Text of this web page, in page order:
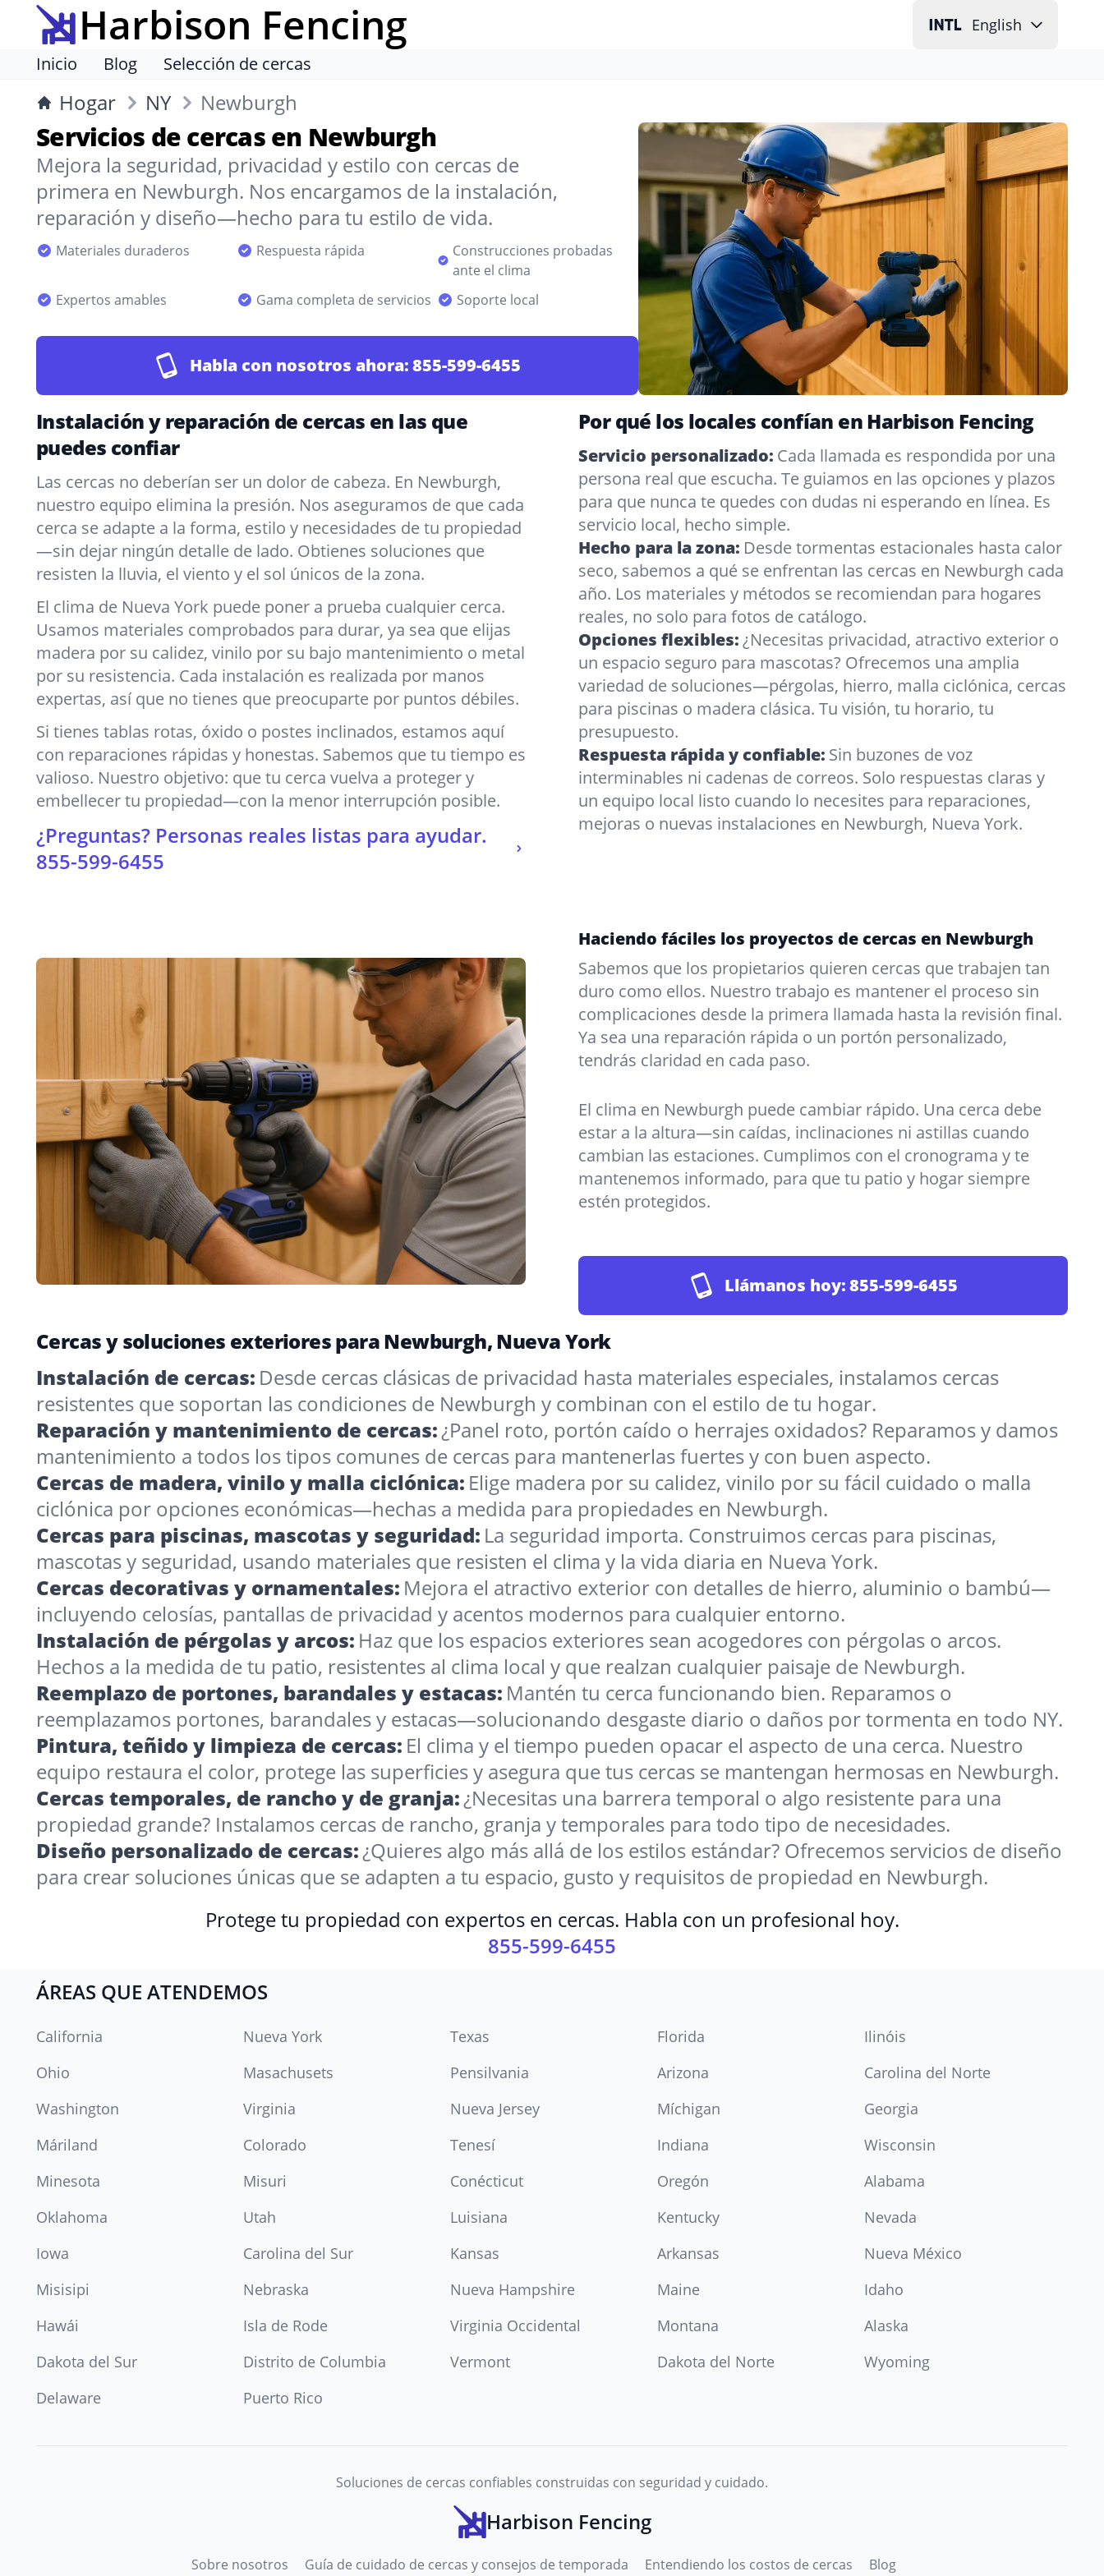
Harbison Fencing English
Inicio Blog Selección de cercas
Hogar NY Newburgh
Servicios de cercas en Newburgh
Mejora la seguridad, privacidad y estilo con cercas de
primera en Newburgh. Nos encargamos de la instalación,
reparación y diseño—hecho para tu estilo de vida.
Materiales duraderos Respuesta rápida
Construcciones probadas
ante el clima
Expertos amables
Gama completa de servicios Soporte local
Habla con nosotros ahora:855-599-6455
Instalación y reparación de cercas en las que
puedes confiar
Las cercas no deberían ser un dolor de cabeza. En Newburgh,
nuestro equipo elimina la presión. Nos aseguramos de que cada
cerca se adapte a la forma, estilo y necesidades de tu propiedad
—sin dejar ningún detalle de lado. Obtienes soluciones que
resisten la lluvia, el viento y el sol únicos de la zona.
El clima de Nueva York puede poner a prueba cualquier cerca.
Usamos materiales comprobados para durar, ya sea que elijas
madera por su calidez, vinilo por su bajo mantenimiento o metal
por su resistencia. Cada instalación es realizada por manos
expertas, así que no tienes que preocuparte por puntos débiles.
Si tienes tablas rotas, óxido o postes inclinados, estamos aquí
con reparaciones rápidas y honestas. Sabemos que tu tiempo es
valioso. Nuestro objetivo: que tu cerca vuelva a proteger y
embellecer tu propiedad—con la menor interrupción posible.
¿Preguntas? Personas reales listas para ayudar.
855-599-6455
Por qué los locales confían en Harbison Fencing
Servicio personalizado: Cada llamada es respondida por una
persona real que escucha. Te guiamos en las opciones y plazos
para que nunca te quedes con dudas ni esperando en línea. Es
servicio local, hecho simple.
Hecho para la zona: Desde tormentas estacionales hasta calor
seco, sabemos a qué se enfrentan las cercas en Newburgh cada
año. Los materiales y métodos se recomiendan para hogares
reales, no solo para fotos de catálogo.
Opciones flexibles:¿Necesitas privacidad, atractivo exterior o
un espacio seguro para mascotas? Ofrecemos una amplia
variedad de soluciones—pérgolas, hierro, malla ciclónica, cercas
para piscinas o madera clásica. Tu visión, tu horario, tu
presupuesto.
Respuesta rápida y confiable: Sin buzones de voz
interminables ni cadenas de correos. Solo respuestas claras y
un equipo local listo cuando lo necesites para reparaciones,
mejoras o nuevas instalaciones en Newburgh, Nueva York.
Haciendo fáciles los proyectos de cercas en Newburgh
Sabemos que los propietarios quieren cercas que trabajen tan
duro como ellos. Nuestro trabajo es mantener el proceso sin
complicaciones desde la primera llamada hasta la revisión final.
Ya sea una reparación rápida o un portón personalizado,
tendrás claridad en cada paso.
El clima en Newburgh puede cambiar rápido. Una cerca debe
estar a la altura—sin caídas, inclinaciones ni astillas cuando
cambian las estaciones. Cumplimos con el cronograma y te
mantenemos informado, para que tu patio y hogar siempre
estén protegidos.
Llámanos hoy:855-599-6455
Cercas y soluciones exteriores para Newburgh, Nueva York
Instalación de cercas: Desde cercas clásicas de privacidad hasta materiales especiales, instalamos cercas
resistentes que soportan las condiciones de Newburgh y combinan con el estilo de tu hogar.
Reparación y mantenimiento de cercas:¿Panel roto, portón caído o herrajes oxidados? Reparamos y damos
mantenimiento a todos los tipos comunes de cercas para mantenerlas fuertes y con buen aspecto.
Cercas de madera, vinilo y malla ciclónica: Elige madera por su calidez, vinilo por su fácil cuidado o malla
ciclónica por opciones económicas—hechas a medida para propiedades en Newburgh.
Cercas para piscinas, mascotas y seguridad: La seguridad importa. Construimos cercas para piscinas,
mascotas y seguridad, usando materiales que resisten el clima y la vida diaria en Nueva York.
Cercas decorativas y ornamentales: Mejora el atractivo exterior con detalles de hierro, aluminio o bambú—
incluyendo celosías, pantallas de privacidad y acentos modernos para cualquier entorno.
Instalación de pérgolas y arcos: Haz que los espacios exteriores sean acogedores con pérgolas o arcos.
Hechos a la medida de tu patio, resistentes al clima local y que realzan cualquier paisaje de Newburgh.
Reemplazo de portones, barandales y estacas: Mantén tu cerca funcionando bien. Reparamos o
reemplazamos portones, barandales y estacas—solucionando desgaste diario o daños por tormenta en todo NY.
Pintura, teñido y limpieza de cercas: El clima y el tiempo pueden opacar el aspecto de una cerca. Nuestro
equipo restaura el color, protege las superficies y asegura que tus cercas se mantengan hermosas en Newburgh.
Cercas temporales, de rancho y de granja:¿Necesitas una barrera temporal o algo resistente para una
propiedad grande? Instalamos cercas de rancho, granja y temporales para todo tipo de necesidades.
Diseño personalizado de cercas:¿Quieres algo más allá de los estilos estándar? Ofrecemos servicios de diseño
para crear soluciones únicas que se adapten a tu espacio, gusto y requisitos de propiedad en Newburgh.
Protege tu propiedad con expertos en cercas. Habla con un profesional hoy.
855-599-6455
ÁREAS QUE ATENDEMOS
California Nueva York Texas Florida
Ilinóis
Ohio
Masachusets Pensilvania Arizona
Carolina del Norte
Washington
Virginia Nueva Jersey Míchigan
Georgia
Máriland
Colorado Tenesí Indiana
Wisconsin
Minesota
Misuri Conécticut Oregón
Alabama
Oklahoma
Utah Luisiana Kentucky
Nevada
Iowa
Carolina del Sur Kansas Arkansas
Nueva México
Misisipi
Nebraska Nueva Hampshire Maine
Idaho
Hawái
Isla de Rode Virginia Occidental Montana
Alaska
Dakota del Sur
Distrito de Columbia Vermont Dakota del Norte
Wyoming
Delaware
Puerto Rico
Soluciones de cercas confiables construidas con seguridad y cuidado.
Harbison Fencing
Sobre nosotros Guía de cuidado de cercas y consejos de temporada Entendiendo los costos de cercas Blog